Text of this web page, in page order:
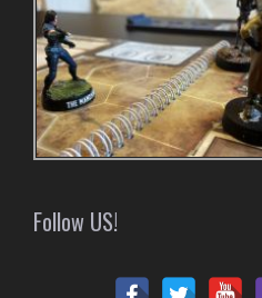
Follow US!